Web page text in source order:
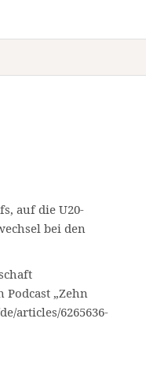
auf die U20-
bei den
Podcast „Zehn
articles/6265636-